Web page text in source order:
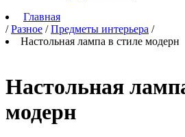
Главная
/ Разное / Предметы интерьера /
Настольная лампа в стиле модерн
Настольная
модерн